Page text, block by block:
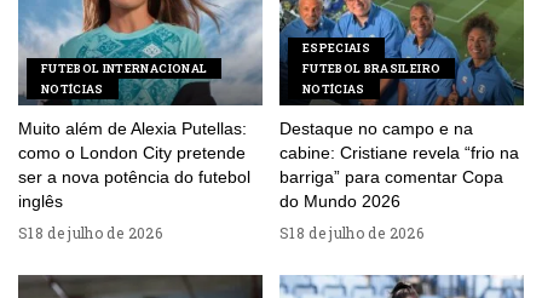
FUTEBOL INTERNACIONAL
NOTÍCIAS
Muito além de Alexia Putellas:
como o London City pretende
ser a nova potência do futebol
inglês
18 de julho de 2026
ESPECIAIS
FUTEBOL BRASILEIRO
NOTÍCIAS
Destaque no campo e na
cabine: Cristiane revela “frio na
barriga” para comentar Copa
do Mundo 2026
18 de julho de 2026